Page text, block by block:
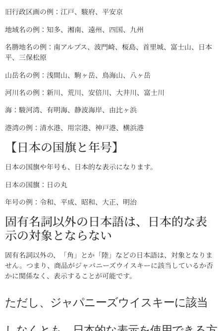
旧行政区画の例：江戸、駿府、平安京
地域名の例：知多、湘南、遠州、四国、九州
名勝地名の例：南アルプス、波門崎、桜島、首里城、富士山、日本
平、三保松原
山岳名の例：浅間山、駒ヶ岳、鳥海山、八ヶ岳
河川名の例：新川、荒川、安倍川、大井川、富士川
海：駿河湾、有明海、静波海岸、由比ヶ浜
港湾の例：清水港、用宗港、神戸港、横浜港
【日本の国旗と年号】
日本の国旗や年号も、日本的な表示になります。
日本の国旗：日の丸
年号の例：令和、平成、昭和、大正、明治
固有名詞以外の日本語は、日本的な表
示の対象とならない
固有名詞以外の、「角」とか「陸」などの日本語は、対象となりま
せん。つまり、商品がジャパニーズウイスキーに該当しているか否
かに関係なく、表示することが可能です。
ただし、ジャパニーズウイスキーに該当